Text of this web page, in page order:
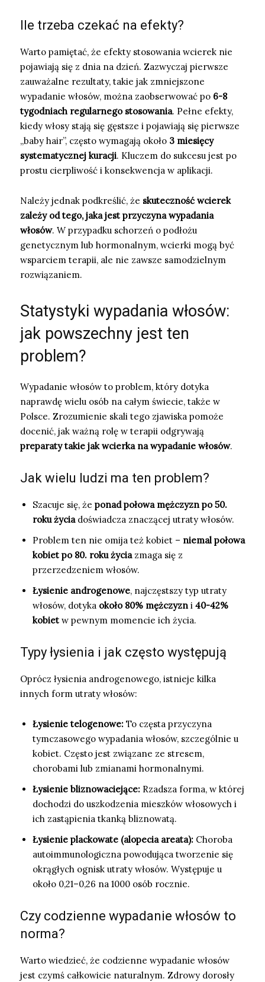
Ile trzeba czekać na efekty?
Warto pamiętać, że efekty stosowania wcierek nie
pojawiają się z dnia na dzień. Zazwyczaj pierwsze
zauważalne rezultaty, takie jak zmniejszone
wypadanie włosów, można zaobserwować po 6-8
tygodniach regularnego stosowania. Pełne efekty,
kiedy włosy stają się gęstsze i pojawiają się pierwsze
„baby hair”, często wymagają około 3 miesięcy
systematycznej kuracji. Kluczem do sukcesu jest po
prostu cierpliwość i konsekwencja w aplikacji.
Należy jednak podkreślić, że skuteczność wcierek
zależy od tego, jaka jest przyczyna wypadania
włosów. W przypadku schorzeń o podłożu
genetycznym lub hormonalnym, wcierki mogą być
wsparciem terapii, ale nie zawsze samodzielnym
rozwiązaniem.
Statystyki wypadania włosów:
jak powszechny jest ten
problem?
Wypadanie włosów to problem, który dotyka
naprawdę wielu osób na całym świecie, także w
Polsce. Zrozumienie skali tego zjawiska pomoże
docenić, jak ważną rolę w terapii odgrywają
preparaty takie jak wcierka na wypadanie włosów.
Jak wielu ludzi ma ten problem?
Szacuje się, że ponad połowa mężczyzn po 50.
roku życiadoświadcza znaczącej utraty włosów.
Problem ten nie omija też kobiet – niemal połowa
kobiet po 80. roku życiazmaga się z
przerzedzeniem włosów.
Łysienie androgenowe, najczęstszy typ utraty
włosów, dotyka około 80% mężczyzn i 40-42%
kobiet w pewnym momencie ich życia.
Typy łysienia i jak często występują
Oprócz łysienia androgenowego, istnieje kilka
innych form utraty włosów:
Łysienie telogenowe: To częsta przyczyna
tymczasowego wypadania włosów, szczególnie u
kobiet. Często jest związane ze stresem,
chorobami lub zmianami hormonalnymi.
Łysienie bliznowaciejące: Rzadsza forma, w której
dochodzi do uszkodzenia mieszków włosowych i
ich zastąpienia tkanką bliznowatą.
Łysienie plackowate (alopecia areata): Choroba
autoimmunologiczna powodująca tworzenie się
okrągłych ognisk utraty włosów. Występuje u
około 0,21–0,26 na 1000 osób rocznie.
Czy codzienne wypadanie włosów to
norma?
Warto wiedzieć, że codzienne wypadanie włosów
jest czymś całkowicie naturalnym. Zdrowy dorosły